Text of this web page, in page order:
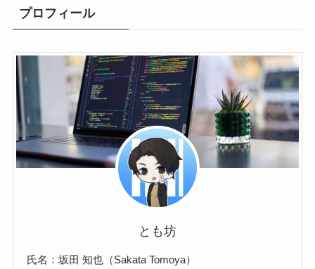
プロフィール
とも坊
氏名：坂田 知也（Sakata Tomoya）